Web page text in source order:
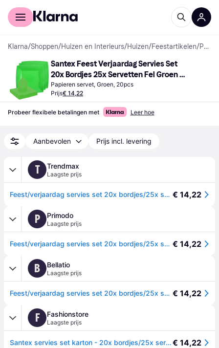
Voor shoppers
Klarna/Shoppen/Huizen en Interieurs/Huizen/Feestartikelen/ Papieren servetten
Santex Feest Verjaardag Servies Set
20x Bordjes 25x Servetten Fel Groen
Karton
Papieren servet, Groen, 20pcs
Prijs€ 14,22
Probeer flexibele betalingen met Leer hoe
Aanbevolen Prijs incl. levering
T Trendmax
Laagste prijs
Feest/verjaardag servies set 20x bordjes/25x servetten - fel groen - karton € 14,22
P Primodo
Laagste prijs
Feest/verjaardag servies set 20x bordjes/25x servetten - fel groen - karton € 14,22
B Bellatio
Laagste prijs
Feest/verjaardag servies set 20x bordjes/25x servetten - fel groen - karton - € 14,22
F Fashionstore
Laagste prijs
Santex servies set karton - 20x bordjes/25x servetten - fel groen€ 14,22